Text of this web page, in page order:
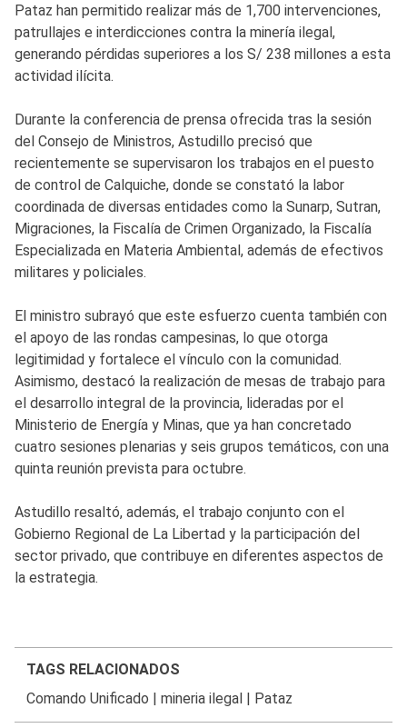
Pataz han permitido realizar más de 1,700 intervenciones,
patrullajes e interdicciones contra la minería ilegal,
generando pérdidas superiores a los S/ 238 millones a esta
actividad ilícita.
Durante la conferencia de prensa ofrecida tras la sesión
del Consejo de Ministros, Astudillo precisó que
recientemente se supervisaron los trabajos en el puesto
de control de Calquiche, donde se constató la labor
coordinada de diversas entidades como la Sunarp, Sutran,
Migraciones, la Fiscalía de Crimen Organizado, la Fiscalía
Especializada en Materia Ambiental, además de efectivos
militares y policiales.
El ministro subrayó que este esfuerzo cuenta también con
el apoyo de las rondas campesinas, lo que otorga
legitimidad y fortalece el vínculo con la comunidad.
Asimismo, destacó la realización de mesas de trabajo para
el desarrollo integral de la provincia, lideradas por el
Ministerio de Energía y Minas, que ya han concretado
cuatro sesiones plenarias y seis grupos temáticos, con una
quinta reunión prevista para octubre.
Astudillo resaltó, además, el trabajo conjunto con el
Gobierno Regional de La Libertad y la participación del
sector privado, que contribuye en diferentes aspectos de
la estrategia.
TAGS RELACIONADOS
Comando Unificado
mineria ilegal Pataz